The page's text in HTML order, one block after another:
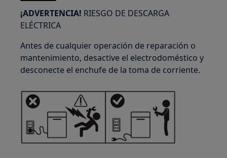
¡ADVERTENCIA! RIESGO DE DESCARGA
ELÉCTRICA
Antes de cualquier operación de reparación o
mantenimiento, desactive el electrodoméstico y
desconecte el enchufe de la toma de corriente.